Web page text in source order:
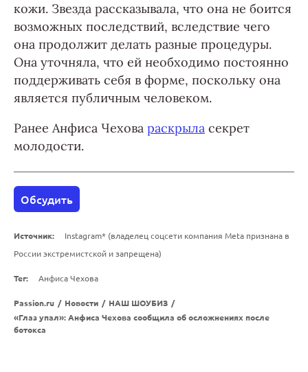
кожи. Звезда рассказывала, что она не боится
возможных последствий, вследствие чего
она продолжит делать разные процедуры.
Она уточняла, что ей необходимо постоянно
поддерживать себя в форме, поскольку она
является публичным человеком.
Ранее Анфиса Чехова раскрыла секрет
молодости.
Обсудить
Источник:
Instagram* (владелец соцсети компания Meta признана в
России экстремистской и запрещена)
Тег: Анфиса Чехова
Passion.ru / Новости / НАШ ШОУБИЗ /
«Глаз упал»: Анфиса Чехова сообщила об осложнениях после
ботокса